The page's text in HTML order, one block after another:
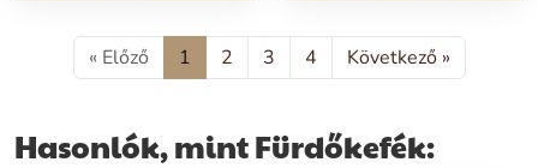
« Előző 1 2 3 4 Következő »
Hasonlók, mint Fürdőkefék: